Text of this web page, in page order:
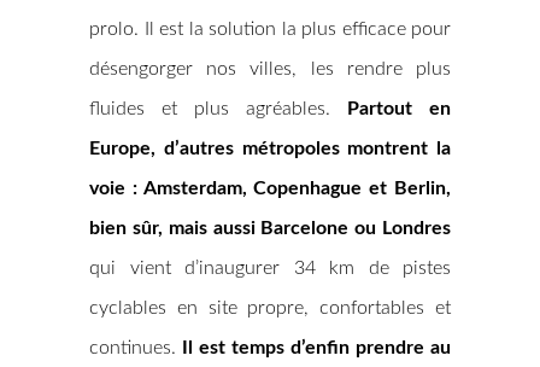
prolo. Il est la solution la plus efficace pour
désengorger nos villes, les rendre plus
fluides et plus agréables. Partout en
Europe, d’autres métropoles montrent la
voie : Amsterdam, Copenhague et Berlin,
bien sûr, mais aussi Barcelone ou Londres
qui vient d’inaugurer 34 km de pistes
cyclables en site propre, confortables et
continues. Il est temps d’enfin prendre au